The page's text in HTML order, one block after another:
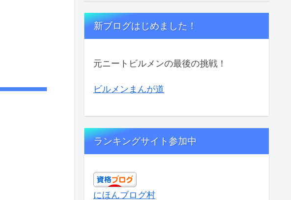
新ブログはじめました！
元ニートビルメンの最後の挑戦！
ビルメンまんが道
ランキングサイト参加中
にほんブログ村